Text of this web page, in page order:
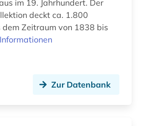
internationale politik (2)
internationaler vergleich (1)
im 19. Jahrhundert. Der
deckt ca. 1.800
Zeitraum von 1838 bis
Zur Datenbank